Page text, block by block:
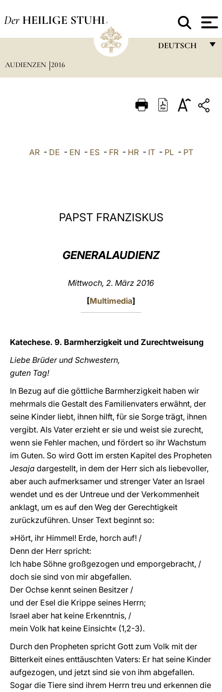
Der HEILIGE STUHL
DEUTSCH
ITALIANO
中文
AUDIENZEN 2016
AR- DE - EN - ES- FR- HR- IT- PL- PT
PAPST FRANZISKUS
GENERALAUDIENZ
Mittwoch, 2. März 2016
[Multimedia]
Katechese. 9. Barmherzigkeit und Zurechtweisung
Liebe Brüder und Schwestern,
guten Tag!
In Bezug auf die göttliche Barmherzigkeit haben wir
mehrmals die Gestalt des Familienvaters erwähnt, der
seine Kinder liebt, ihnen hilft, für sie Sorge trägt, ihnen
vergibt. Als Vater erzieht er sie und weist sie zurecht,
wenn sie Fehler machen, und fördert so ihr Wachstum
im Guten. So wird Gott im ersten Kapitel des Propheten
Jesaja dargestellt, in dem der Herr sich als liebevoller,
aber auch aufmerksamer und strenger Vater an Israel
wendet und es der Untreue und der Verkommenheit
anklagt, um es auf den Weg der Gerechtigkeit
zurückzuführen. Unser Text beginnt so:
»Hört, ihr Himmel! Erde, horch auf! /
Denn der Herr spricht:
Ich habe Söhne großgezogen und emporgebracht, /
doch sie sind von mir abgefallen.
Der Ochse kennt seinen Besitzer /
und der Esel die Krippe seines Herrn;
Israel aber hat keine Erkenntnis, /
mein Volk hat keine Einsicht« (1,2-3).
Durch den Propheten spricht Gott zum Volk mit der
Bitterkeit eines enttäuschten Vaters: Er hat seine Kinder
aufgezogen, und jetzt sind sie von ihm abgefallen.
Sogar die Tiere sind ihrem Herrn treu und erkennen die